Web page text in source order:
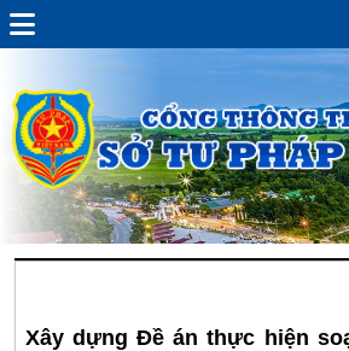
Xây dựng Đề án thực hiện